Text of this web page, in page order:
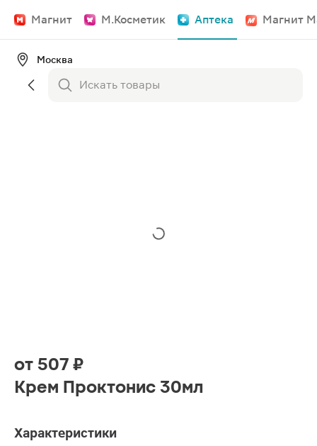
Магнит М.Косметик Аптека Магнит
Москва
от 507 ₽
Крем Проктонис 30мл
Характеристики